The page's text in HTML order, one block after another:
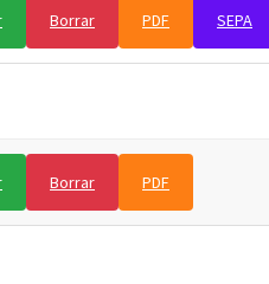
Borrar PDF SEPA
Borrar PDF